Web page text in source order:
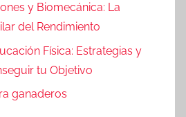
y Biomecánica: La
del Rendimiento
Física: Estrategias y
tu Objetivo
ganaderos